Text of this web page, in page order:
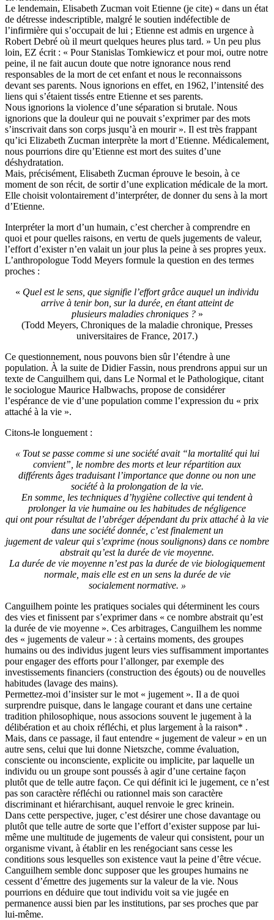
Le lendemain, Elisabeth Zucman voit Etienne (je cite) « dans un état
de détresse indescriptible, malgré le soutien indéfectible de
l’infirmière qui s’occupait de lui ; Etienne est admis en urgence à
Robert Debré où il meurt quelques heures plus tard. » Un peu plus
loin, EZ écrit : « Pour Stanislas Tomkiewicz et pour moi, outre notre
peine, il ne fait aucun doute que notre ignorance nous rend
responsables de la mort de cet enfant et nous le reconnaissons
devant ses parents. Nous ignorions en effet, en 1962, l’intensité des
liens qui s’étaient tissés entre Etienne et ses parents.
Nous ignorions la violence d’une séparation si brutale. Nous
ignorions que la douleur qui ne pouvait s’exprimer par des mots
s’inscrivait dans son corps jusqu’à en mourir ». Il est très frappant
qu’ici Elizabeth Zucman interprète la mort d’Etienne. Médicalement,
nous pourrions dire qu’Etienne est mort des suites d’une
déshydratation.
Mais, précisément, Elisabeth Zucman éprouve le besoin, à ce
moment de son récit, de sortir d’une explication médicale de la mort.
Elle choisit volontairement d’interpréter, de donner du sens à la mort
d’Etienne.
Interpréter la mort d’un humain, c’est chercher à comprendre en
quoi et pour quelles raisons, en vertu de quels jugements de valeur,
l’effort d’exister n’en valait un jour plus la peine à ses propres yeux.
L’anthropologue Todd Meyers formule la question en des termes
proches :
« Quel est le sens, que signifie l’effort grâce auquel un individu
arrive à tenir bon, sur la durée, en étant atteint de
plusieurs maladies chroniques ?»
(Todd Meyers, Chroniques de la maladie chronique, Presses
universitaires de France, 2017.)
Ce questionnement, nous pouvons bien sûr l’étendre à une
population. À la suite de Didier Fassin, nous prendrons appui sur un
texte de Canguilhem qui, dans Le Normal et le Pathologique, citant
le sociologue Maurice Halbwachs, propose de considérer
l’espérance de vie d’une population comme l’expression du « prix
attaché à la vie ».
Citons-le longuement :
« Tout se passe comme si une société avait “la mortalité qui lui
convient”, le nombre des morts et leur répartition aux
différents âges traduisant l’importance que donne ou non une
société à la prolongation de la vie.
En somme, les techniques d’hygiène collective qui tendent à
prolonger la vie humaine ou les habitudes de négligence
qui ont pour résultat de l’abréger dépendant du prix attaché à la vie
dans une société donnée, c’est finalement un
jugement de valeur qui s’exprime (nous soulignons) dans ce nombre
abstrait qu’est la durée de vie moyenne.
La durée de vie moyenne n’est pas la durée de vie biologiquement
normale, mais elle est en un sens la durée de vie
socialement normative. »
Canguilhem pointe les pratiques sociales qui déterminent les cours
des vies et finissent par s’exprimer dans « ce nombre abstrait qu’est
la durée de vie moyenne ». Ces arbitrages, Canguilhem les nomme
des « jugements de valeur » : à certains moments, des groupes
humains ou des individus jugent leurs vies suffisamment importantes
pour engager des efforts pour l’allonger, par exemple des
investissements financiers (construction des égouts) ou de nouvelles
habitudes (lavage des mains).
Permettez-moi d’insister sur le mot « jugement ». Il a de quoi
surprendre puisque, dans le langage courant et dans une certaine
tradition philosophique, nous associons souvent le jugement à la
délibération et au choix réfléchi, et plus largement à la raison* .
Mais, dans ce passage, il faut entendre « jugement de valeur » en un
autre sens, celui que lui donne Nietszche, comme évaluation,
consciente ou inconsciente, explicite ou implicite, par laquelle un
individu ou un groupe sont poussés à agir d’une certaine façon
plutôt que de telle autre façon. Ce qui définit ici le jugement, ce n’est
pas son caractère réfléchi ou rationnel mais son caractère
discriminant et hiérarchisant, auquel renvoie le grec krinein.
Dans cette perspective, juger, c’est désirer une chose davantage ou
plutôt que telle autre de sorte que l’effort d’exister suppose par lui-
même une multitude de jugements de valeur qui consistent, pour un
organisme vivant, à établir en les renégociant sans cesse les
conditions sous lesquelles son existence vaut la peine d’être vécue.
Canguilhem semble donc supposer que les groupes humains ne
cessent d’émettre des jugements sur la valeur de la vie. Nous
pourrions en déduire que tout individu voit sa vie jugée en
permanence aussi bien par les institutions, par ses proches que par
lui-même.